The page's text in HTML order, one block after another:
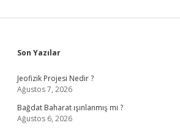
Sidebar
Son Yazılar
Jeofizik Projesi Nedir ?
Ağustos 7, 2026
Bağdat Baharat ışınlanmış mı ?
Ağustos 6, 2026